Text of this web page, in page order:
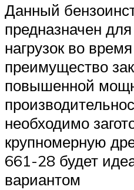
Данный
предназначен
нагрузок во
преимущество
повышенной
необходимо
крупномерную
661-28 будет
вариантом